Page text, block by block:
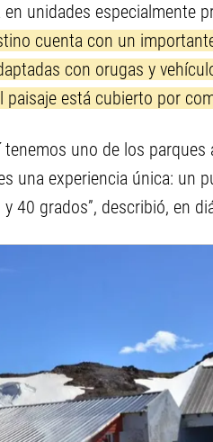
unidades especialmente
cuenta con un
con orugas y
está cubierto por
uno de los parques
una experiencia única: un
40 grados”, describió, en